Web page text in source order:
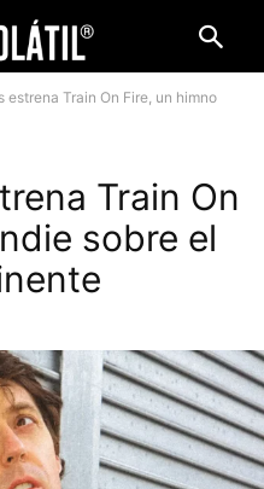
estrena Train On Fire, un himno
Train On
sobre el